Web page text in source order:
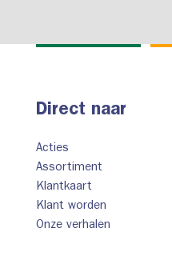
Direct naar
Acties
Assortiment
Klantkaart
Klant worden
Onze verhalen